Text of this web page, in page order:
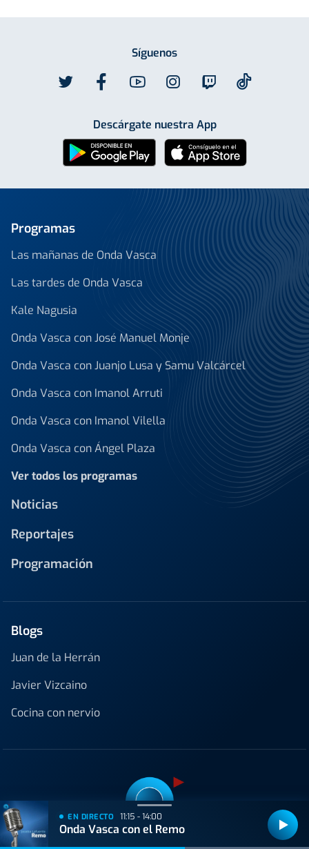
Síguenos
Descárgate nuestra App
Programas
Las mañanas de Onda Vasca
Las tardes de Onda Vasca
Kale Nagusia
Onda Vasca con José Manuel Monje
Onda Vasca con Juanjo Lusa y Samu Valcárcel
Onda Vasca con Imanol Arruti
Onda Vasca con Imanol Vilella
Onda Vasca con Ángel Plaza
Ver todos los programas
Noticias
Reportajes
Programación
Blogs
Juan de la Herrán
Javier Vizcaino
Cocina con nervio
Onda Vasca
EN DIRECTO 11:15 - 14:00
Onda Vasca con el Remo